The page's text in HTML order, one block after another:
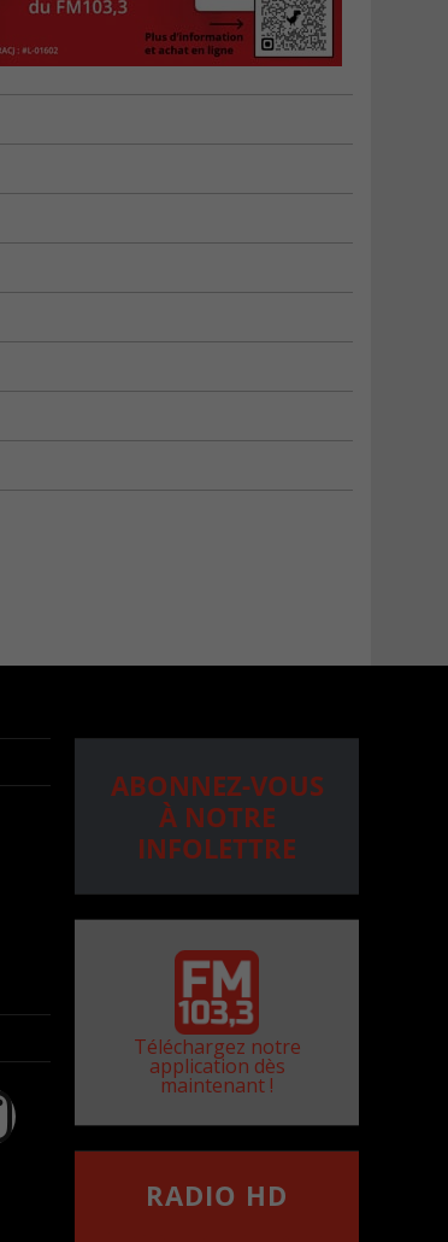
ABONNEZ-VOUS
À NOTRE
INFOLETTRE
Téléchargez notre
application dès
maintenant !
RADIO HD